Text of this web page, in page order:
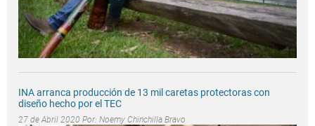
INA arranca producción de 13 mil caretas protectoras con
diseño hecho por el TEC
27 de Abril 2020 Por: Noemy Chinchilla Bravo